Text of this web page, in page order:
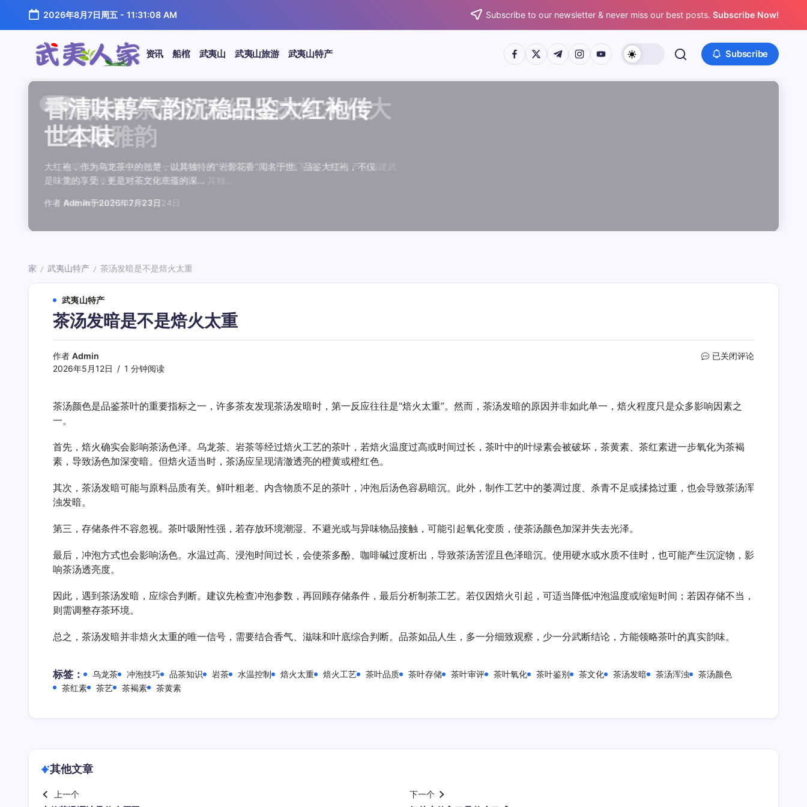
正
2026年8月7日周五- 11:31:08 AM Subscribe to our newsletter & never miss our best posts. Subscribe Now!
武
夷
人
家
资讯 船棺 武夷山 武夷山旅游 武夷山特产 https://www.facebook.com/
https://twitter.com/
https://t.me/
https://www.instagram.com/
https://youtube.com/ Subscribe
资讯
闲煮岩茶慢时光细品肉桂水仙大
红袍雅韵
在喧嚣的都市生活中，寻一处静谧，煮一壶岩茶，让时光慢下来。岩茶，产自福建武
夷山，因生长在岩石缝隙中而得名，其独…
作者 Admin于2026年7月24日
资讯
香清味醇气韵沉稳品鉴大红袍传
世本味
大红袍，作为乌龙茶中的翘楚，以其独特的“岩骨花香”闻名于世。品鉴大红袍，不仅
是味觉的享受，更是对茶文化底蕴的深…
作者 Admin于2026年7月23日
资讯
汤水顺滑底蕴绵长品鉴武夷水仙
温润质感
武夷水仙，作为乌龙茶中的经典品种，以其汤水顺滑、底蕴绵长而备受茶客青睐。品
鉴这款茶，仿佛在品味一段悠长的岁月，…
作者 Admin于2026年7月22日
资讯
唇齿留香久久不散品鉴武夷肉桂
独特魅力
武夷岩茶，素有“岩骨花香”之誉，而肉桂更是其中翘楚。其名源于香叶似肉桂，更因
其茶汤入口后，唇齿留香久久不散，令…
作者 Admin于2026年7月21日
资讯
岩韵浓淡各不同三款经典岩茶对
比品鉴
岩茶，作为乌龙茶中的瑰宝，以其独特的“岩韵”闻名于世。所谓岩韵，是茶叶在武夷
山丹霞地貌中吸收岩石矿物精华后形成…
作者 Admin于2026年7月20日
资讯
观汤色赏叶底全面品鉴肉桂水仙
大红袍
品鉴武夷岩茶，观汤色与赏叶底是关键环节。肉桂、水仙、大红袍作为岩茶代表，其
汤色与叶底各具特色，折射出工艺与山场…
作者 Admin于2026年7月19日
资讯
闲煮岩茶慢时光细品肉桂水仙大
红袍雅韵
在喧嚣的都市生活中，寻一处静谧，煮一壶岩茶，让时光慢下来。岩茶，产自福建武
夷山，因生长在岩石缝隙中而得名，其独…
作者 Admin于2026年7月24日
资讯
香清味醇气韵沉稳品鉴大红袍传
世本味
大红袍，作为乌龙茶中的翘楚，以其独特的“岩骨花香”闻名于世。品鉴大红袍，不仅
是味觉的享受，更是对茶文化底蕴的深…
作者 Admin于2026年7月23日
资讯
汤水顺滑底蕴绵长品鉴武夷水仙
温润质感
武夷水仙，作为乌龙茶中的经典品种，以其汤水顺滑、底蕴绵长而备受茶客青睐。品
鉴这款茶，仿佛在品味一段悠长的岁月，…
作者 Admin于2026年7月22日
资讯
唇齿留香久久不散品鉴武夷肉桂
独特魅力
武夷岩茶，素有“岩骨花香”之誉，而肉桂更是其中翘楚。其名源于香叶似肉桂，更因
其茶汤入口后，唇齿留香久久不散，令…
作者 Admin于2026年7月21日
资讯
岩韵浓淡各不同三款经典岩茶对
比品鉴
岩茶，作为乌龙茶中的瑰宝，以其独特的“岩韵”闻名于世。所谓岩韵，是茶叶在武夷
山丹霞地貌中吸收岩石矿物精华后形成…
作者 Admin于2026年7月20日
资讯
观汤色赏叶底全面品鉴肉桂水仙
大红袍
品鉴武夷岩茶，观汤色与赏叶底是关键环节。肉桂、水仙、大红袍作为岩茶代表，其
汤色与叶底各具特色，折射出工艺与山场…
作者 Admin于2026年7月19日
资讯
闲煮岩茶慢时光细品肉桂水仙大
红袍雅韵
在喧嚣的都市生活中，寻一处静谧，煮一壶岩茶，让时光慢下来。岩茶，产自福建武
夷山，因生长在岩石缝隙中而得名，其独…
作者 Admin于2026年7月24日
资讯
香清味醇气韵沉稳品鉴大红袍传
世本味
大红袍，作为乌龙茶中的翘楚，以其独特的“岩骨花香”闻名于世。品鉴大红袍，不仅
是味觉的享受，更是对茶文化底蕴的深…
作者 Admin于2026年7月23日
资讯
汤水顺滑底蕴绵长品鉴武夷水仙
温润质感
武夷水仙，作为乌龙茶中的经典品种，以其汤水顺滑、底蕴绵长而备受茶客青睐。品
鉴这款茶，仿佛在品味一段悠长的岁月，…
作者 Admin于2026年7月22日
资讯
唇齿留香久久不散品鉴武夷肉桂
独特魅力
武夷岩茶，素有“岩骨花香”之誉，而肉桂更是其中翘楚。其名源于香叶似肉桂，更因
其茶汤入口后，唇齿留香久久不散，令…
作者 Admin于2026年7月21日
资讯
岩韵浓淡各不同三款经典岩茶对
比品鉴
岩茶，作为乌龙茶中的瑰宝，以其独特的“岩韵”闻名于世。所谓岩韵，是茶叶在武夷
山丹霞地貌中吸收岩石矿物精华后形成…
作者 Admin于2026年7月20日
资讯
观汤色赏叶底全面品鉴肉桂水仙
大红袍
品鉴武夷岩茶，观汤色与赏叶底是关键环节。肉桂、水仙、大红袍作为岩茶代表，其
汤色与叶底各具特色，折射出工艺与山场…
作者 Admin于2026年7月19日
家 / 武夷山特产 / 茶汤发暗是不是焙火太重
武夷山特产
茶汤发暗是不是焙火太重
作者 Admin
2026年5月12日
1 分钟阅读
茶
是
焙
重
已关闭评论
茶汤颜色是品鉴茶叶的重要指标之一，许多茶友发现茶汤发暗时，第一反应往往是“焙火太重”。然而，茶汤发暗的原因并非如此单一，焙火程度只是众多影响因素之
一。
首先，焙火确实会影响茶汤色泽。乌龙茶、岩茶等经过焙火工艺的茶叶，若焙火温度过高或时间过长，茶叶中的叶绿素会被破坏，茶黄素、茶红素进一步氧化为茶褐
素，导致汤色加深变暗。但焙火适当时，茶汤应呈现清澈透亮的橙黄或橙红色。
其次，茶汤发暗可能与原料品质有关。鲜叶粗老、内含物质不足的茶叶，冲泡后汤色容易暗沉。此外，制作工艺中的萎凋过度、杀青不足或揉捻过重，也会导致茶汤浑
浊发暗。
第三，存储条件不容忽视。茶叶吸附性强，若存放环境潮湿、不避光或与异味物品接触，可能引起氧化变质，使茶汤颜色加深并失去光泽。
最后，冲泡方式也会影响汤色。水温过高、浸泡时间过长，会使茶多酚、咖啡碱过度析出，导致茶汤苦涩且色泽暗沉。使用硬水或水质不佳时，也可能产生沉淀物，影
响茶汤透亮度。
因此，遇到茶汤发暗，应综合判断。建议先检查冲泡参数，再回顾存储条件，最后分析制茶工艺。若仅因焙火引起，可适当降低冲泡温度或缩短时间；若因存储不当，
则需调整存茶环境。
总之，茶汤发暗并非焙火太重的唯一信号，需要结合香气、滋味和叶底综合判断。品茶如品人生，多一分细致观察，少一分武断结论，方能领略茶叶的真实韵味。
标签： 乌龙茶 冲泡技巧 品茶知识 岩茶 水温控制 焙火太重 焙火工艺 茶叶品质 茶叶存储 茶叶审评 茶叶氧化 茶叶鉴别 茶文化 茶汤发暗 茶汤浑浊
茶汤颜色
茶红素
茶艺 茶褐素 茶黄素
其他文章
上一个
下一个